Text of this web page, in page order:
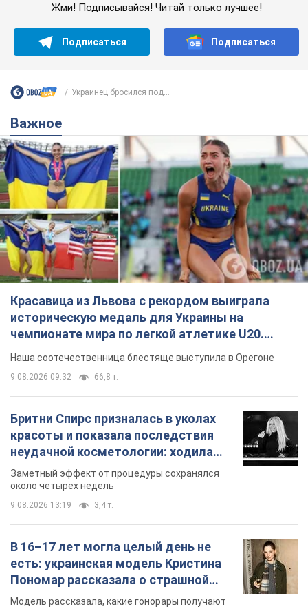
историческую медаль для Украины на
Видео
Наша соотечественница блестяще выступила в Орегоне
9.08.2026 09:32 66,8 т.
Бритни Спирс призналась в уколах
красоты и показала последствия
неудачной косметологии: ходила
так почти месяц
Заметный эффект от процедуры сохранялся
около четырех недель
9.08.2026 13:19 3,4 т.
В 16–17 лет могла целый день не
есть: украинская модель Кристина
Пономар рассказала о страшной
стороне модельной карьеры
Модель рассказала, какие гонорары получают